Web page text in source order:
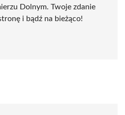
Dolnym. Twoje zdanie
i bądź na bieżąco!